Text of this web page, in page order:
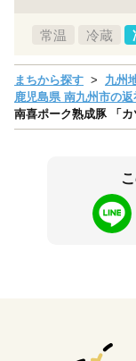
常温 冷蔵
まちから探す 九州
鹿児島県 南九州市の
南喜ポーク熟成豚 「カ